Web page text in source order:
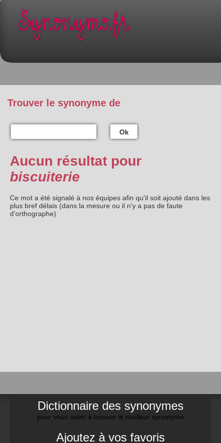
Trouver le synonyme de
Ok
Aucun résultat pour
biscuiterie
Ce mot a été signalé à nos équipes afin qu'il soit ajouté dans les
plus bref délais (dans la mesure ou il n'y a pas de faute
d'orthographe)
Dictionnaire des synonymes
pour vous aider à trouver le meilleur synonyme
Ajoutez à vos favoris